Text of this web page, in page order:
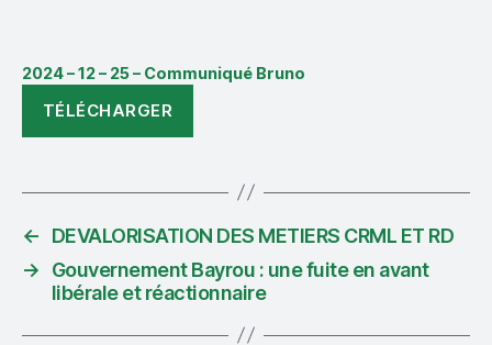
2024 – 12 – 25 – Communiqué Bruno
TÉLÉCHARGER
←
DEVALORISATION DES METIERS CRML ET RD
→
Gouvernement Bayrou : une fuite en avant
libérale et réactionnaire